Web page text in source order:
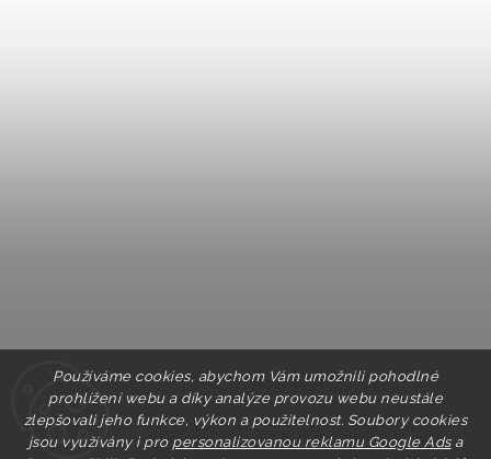
Používáme cookies, abychom Vám umožnili pohodlné
prohlížení webu a díky analýze provozu webu neustále
zlepšovali jeho funkce, výkon a použitelnost. Soubory cookies
jsou využívány i pro personalizovanou reklamu Google Adsa